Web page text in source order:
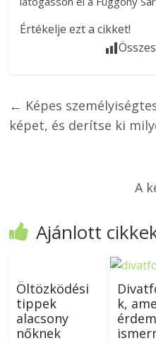
Értékelje ezt a cikket!
← Képes
képet, és derítse ki
A
Ajánlott
Öltözködési
tippek
alacsony
nőknek
k,